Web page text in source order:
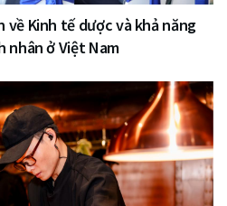
về Kinh tế dược và khả năng
nhân ở Việt Nam